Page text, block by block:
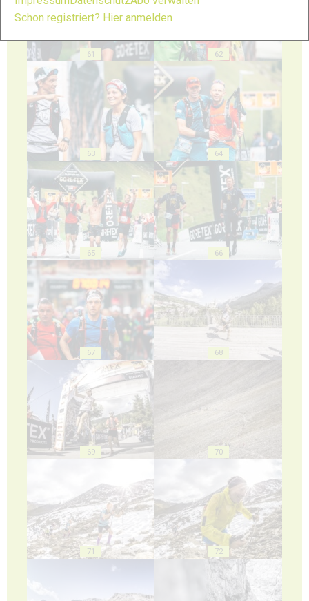
61 62
63 64
65 66
67 68
69 70
71 72
Schon registriert? Hier anmelden